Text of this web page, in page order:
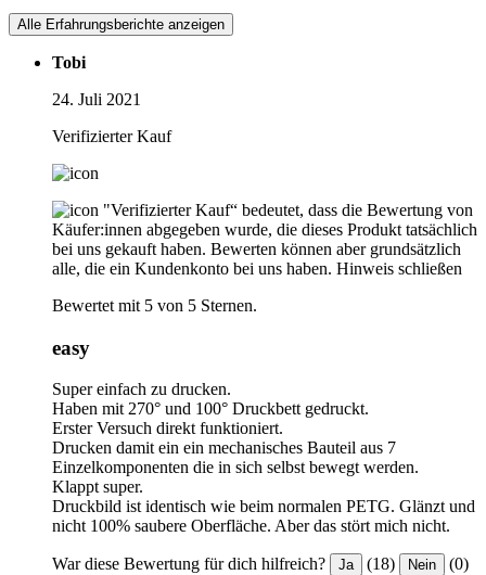
Alle Erfahrungsberichte anzeigen
Tobi
24. Juli 2021
Verifizierter Kauf
"Verifizierter Kauf“ bedeutet, dass die Bewertung von
Käufer:innen abgegeben wurde, die dieses Produkt tatsächlich
bei uns gekauft haben. Bewerten können aber grundsätzlich
alle, die ein Kundenkonto bei uns haben. Hinweis schließen
Bewertet mit 5 von 5 Sternen.
easy
Super einfach zu drucken.
Haben mit 270° und 100° Druckbett gedruckt.
Erster Versuch direkt funktioniert.
Drucken damit ein ein mechanisches Bauteil aus 7
Einzelkomponenten die in sich selbst bewegt werden.
Klappt super.
Druckbild ist identisch wie beim normalen PETG. Glänzt und
nicht 100% saubere Oberfläche. Aber das stört mich nicht.
War diese Bewertung für dich hilfreich? Ja (18) Nein (0)